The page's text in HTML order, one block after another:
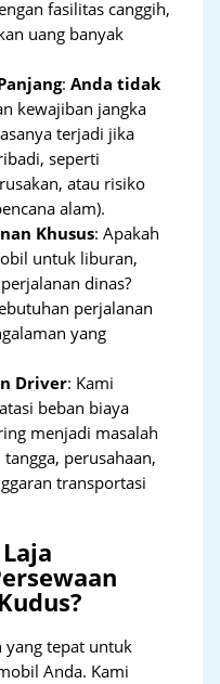
fasilitas canggih,
uang banyak
:Anda tidak
kewajiban jangka
terjadi jika
seperti
atau risiko
alam).
Khusus: Apakah
untuk liburan,
dinas?
perjalanan
yang
Driver: Kami
beban biaya
menjadi masalah
perusahaan,
transportasi
yang tepat untuk
Anda. Kami